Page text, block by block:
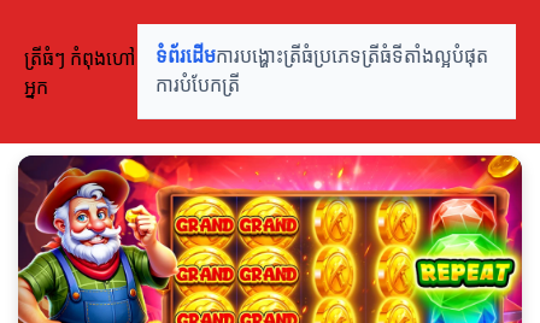
ត្រីធំៗ កំពុងហៅ
អ្នក
ទំព័រដើមការបង្ហោះត្រីធំប្រភេទត្រីធំទីតាំងល្អបំផុត
ការបំបែកត្រី